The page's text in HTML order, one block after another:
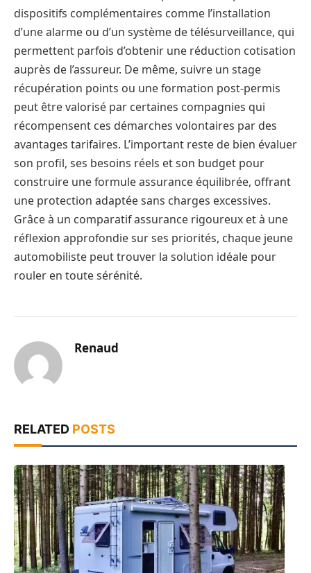
dispositifs complémentaires comme l’installation
d’une alarme ou d’un système de télésurveillance, qui
permettent parfois d’obtenir une réduction cotisation
auprès de l’assureur. De même, suivre un stage
récupération points ou une formation post-permis
peut être valorisé par certaines compagnies qui
récompensent ces démarches volontaires par des
avantages tarifaires. L’important reste de bien évaluer
son profil, ses besoins réels et son budget pour
construire une formule assurance équilibrée, offrant
une protection adaptée sans charges excessives.
Grâce à un comparatif assurance rigoureux et à une
réflexion approfondie sur ses priorités, chaque jeune
automobiliste peut trouver la solution idéale pour
rouler en toute sérénité.
Renaud
RELATED POSTS